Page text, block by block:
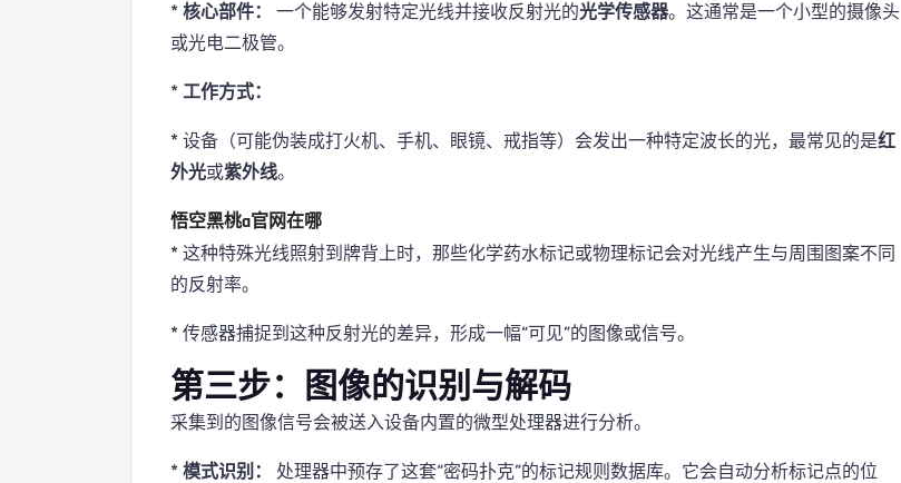
* 核心部件： 一个能够发射特定光线并接收反射光的光学传感器。这通常是一个小型的摄像头
或光电二极管。
* 工作方式：
* 设备（可能伪装成打火机、手机、眼镜、戒指等）会发出一种特定波长的光，最常见的是红
外光或紫外线。
悟空黑桃a官网在哪
* 这种特殊光线照射到牌背上时，那些化学药水标记或物理标记会对光线产生与周围图案不同
的反射率。
* 传感器捕捉到这种反射光的差异，形成一幅“可见”的图像或信号。
第三步：图像的识别与解码
采集到的图像信号会被送入设备内置的微型处理器进行分析。
* 模式识别：
处理器中预存了这套“密码扑克”的标记规则数据库。它会自动分析标记点的位